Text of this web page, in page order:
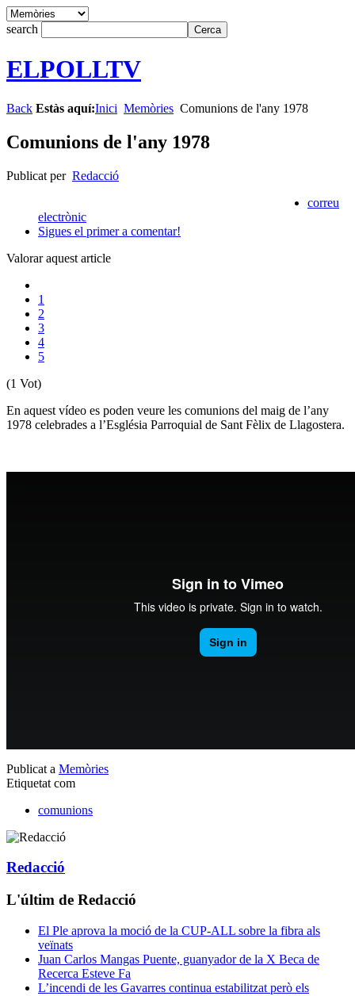
search
ELPOLLTV
Back Estàs aquí:Inici Memòries Comunions de l'any 1978
Comunions de l'any 1978
Publicat per Redacció
correu
electrònic
Sigues el primer a comentar!
Valorar aquest article
1
2
3
4
5
(1 Vot)
En aquest vídeo es poden veure les comunions del maig de l’any
1978 celebrades a l’Església Parroquial de Sant Fèlix de Llagostera.
Publicat a Memòries
Etiquetat com
comunions
Redacció
L'últim de Redacció
El Ple aprova la moció de la CUP-ALL sobre la fibra als
veïnats
Juan Carlos Mangas Puente, guanyador de la X Beca de
Recerca Esteve Fa
L’incendi de les Gavarres continua estabilitzat però els